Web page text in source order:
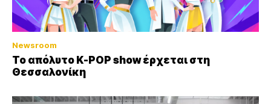
Newsroom
Το απόλυτο K-POP show έρχεται στη
Θεσσαλονίκη